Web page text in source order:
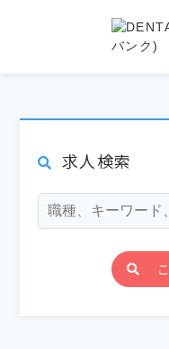
求人検索